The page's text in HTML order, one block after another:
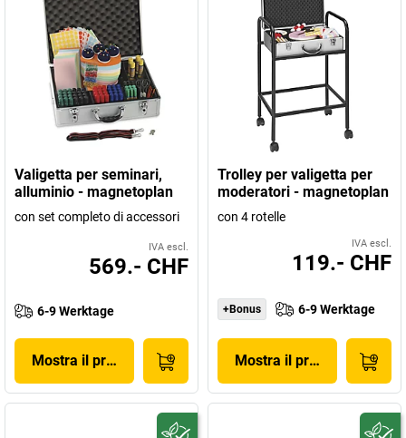
Valigetta per seminari,
alluminio - magnetoplan
con set completo di accessori
IVA escl.
569.- CHF
6-9 Werktage
Mostra il prodotto
Trolley per valigetta per
moderatori - magnetoplan
con 4 rotelle
IVA escl.
119.- CHF
+Bonus 6-9 Werktage
Mostra il prodotto